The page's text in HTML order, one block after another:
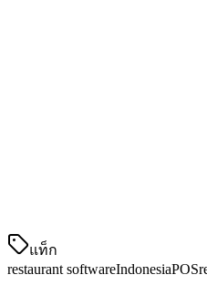
แท็ก
restaurant softwareIndonesiaPOS